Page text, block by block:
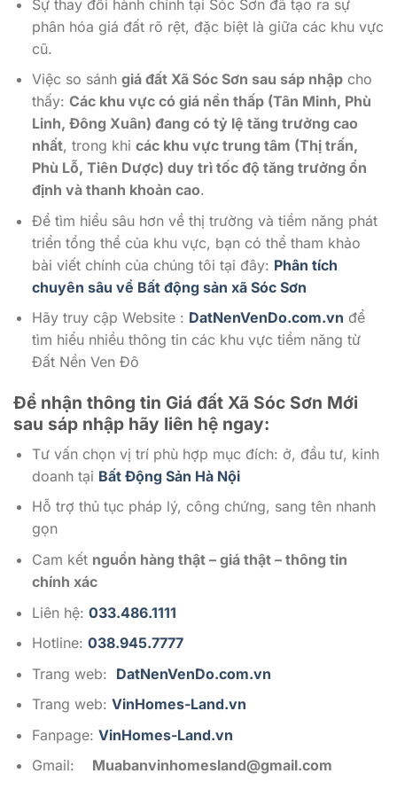
Sự thay đổi hành chính tại Sóc Sơn đã tạo ra sự
phân hóa giá đất rõ rệt, đặc biệt là giữa các khu vực
cũ.
Việc so sánh giá đất Xã Sóc Sơn sau sáp nhậpcho
thấy: Các khu vực có giá nền thấp (Tân Minh, Phù
Linh, Đông Xuân) đang có tỷ lệ tăng trưởng cao
nhất, trong khi các khu vực trung tâm (Thị trấn,
Phù Lỗ, Tiên Dược) duy trì tốc độ tăng trưởng ổn
định và thanh khoản cao.
Để tìm hiểu sâu hơn về thị trường và tiềm năng phát
triển tổng thể của khu vực, bạn có thể tham khảo
bài viết chính của chúng tôi tại đây: Phân tích
chuyên sâu về Bất động sản xã Sóc Sơn
Hãy truy cập Website : DatNenVenDo.com.vn để
tìm hiểu nhiều thông tin các khu vực tiềm năng từ
Đất Nền Ven Đô
Để nhận thông tin Giá đất Xã Sóc Sơn Mới
sau sáp nhập hãy liên hệ ngay:
Tư vấn chọn vị trí phù hợp mục đích: ở, đầu tư, kinh
doanh tại Bất Động Sản Hà Nội
Hỗ trợ thủ tục pháp lý, công chứng, sang tên nhanh
gọn
Cam kết nguồn hàng thật – giá thật – thông tin
chính xác
Liên hệ: 033.486.1111
Hotline: 038.945.7777
Trang web: DatNenVenDo.com.vn
Trang web: VinHomes-Land.vn
Fanpage: VinHomes-Land.vn
Gmail: Muabanvinhomesland@gmail.com